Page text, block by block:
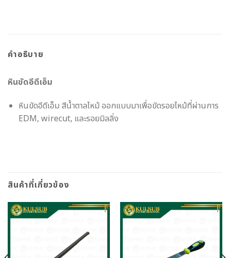
คำอธิบาย
หินขัดอีดีเอ็ม
หินขัดอีดีเอ็ม สีน้ำตาลไหม้ ออกแบบมาเพื่อขัดรอยไหม้ที่ผ่านการ
EDM, wirecut, และรอยมิลลิ่ง
สินค้าที่เกี่ยวข้อง